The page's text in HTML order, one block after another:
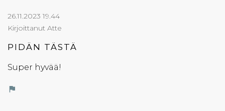
26.11.2023 19.44
Kirjoittanut Atte
PIDÄN TÄSTÄ
Super hyvää!
flag